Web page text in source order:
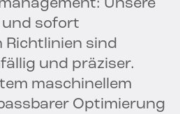
Unsere
sofort
Richtlinien sind
und präziser.
maschinellem
Optimierung